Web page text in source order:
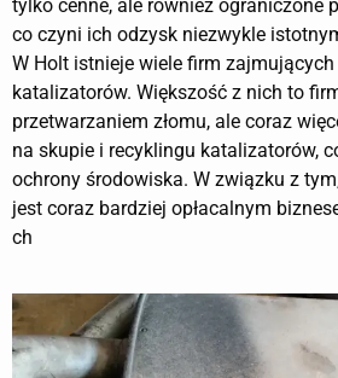
tylko cenne, ale również ograniczone
co czyni ich odzysk niezwykle
W Holt istnieje wiele firm
katalizatorów. Większość z nich to
przetwarzaniem złomu, ale coraz
na skupie i recyklingu katalizatorów,
ochrony środowiska. W związku z
jest coraz bardziej opłacalnym
ch